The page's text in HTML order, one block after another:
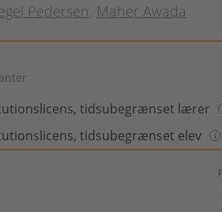
Pedersen Maher Awada
tidsubegrænset lærer
tidsubegrænset elev